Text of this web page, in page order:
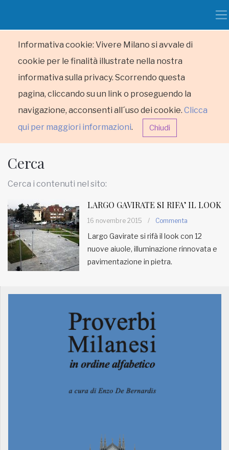
Informativa cookie: Vivere Milano si avvale di
cookie per le finalità illustrate nella nostra
informativa sulla privacy. Scorrendo questa
pagina, cliccando su un link o proseguendo la
navigazione, acconsenti all´uso dei cookie. Clicca
qui per maggiori informazioni. Chiudi
HOME
RUBRICHE
MUNICIPI
www.viveremilano.info
Fondato e diretto da Enzo De
Imbonati, 89 20159 Milano (Italia)
Cerca
Cerca i contenuti nel sito:
LARGO GAVIRATE SI RIFA’ IL LOOK
16 novembre 2015 / Commenta
Largo Gavirate si rifà il look con 12
nuove aiuole, illuminazione rinnovata e
pavimentazione in pietra.